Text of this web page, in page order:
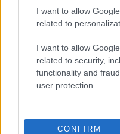
I want to allow
related to
I want to allow
related to security,
functionality and
user protection.
CONFIRM
TRENDING